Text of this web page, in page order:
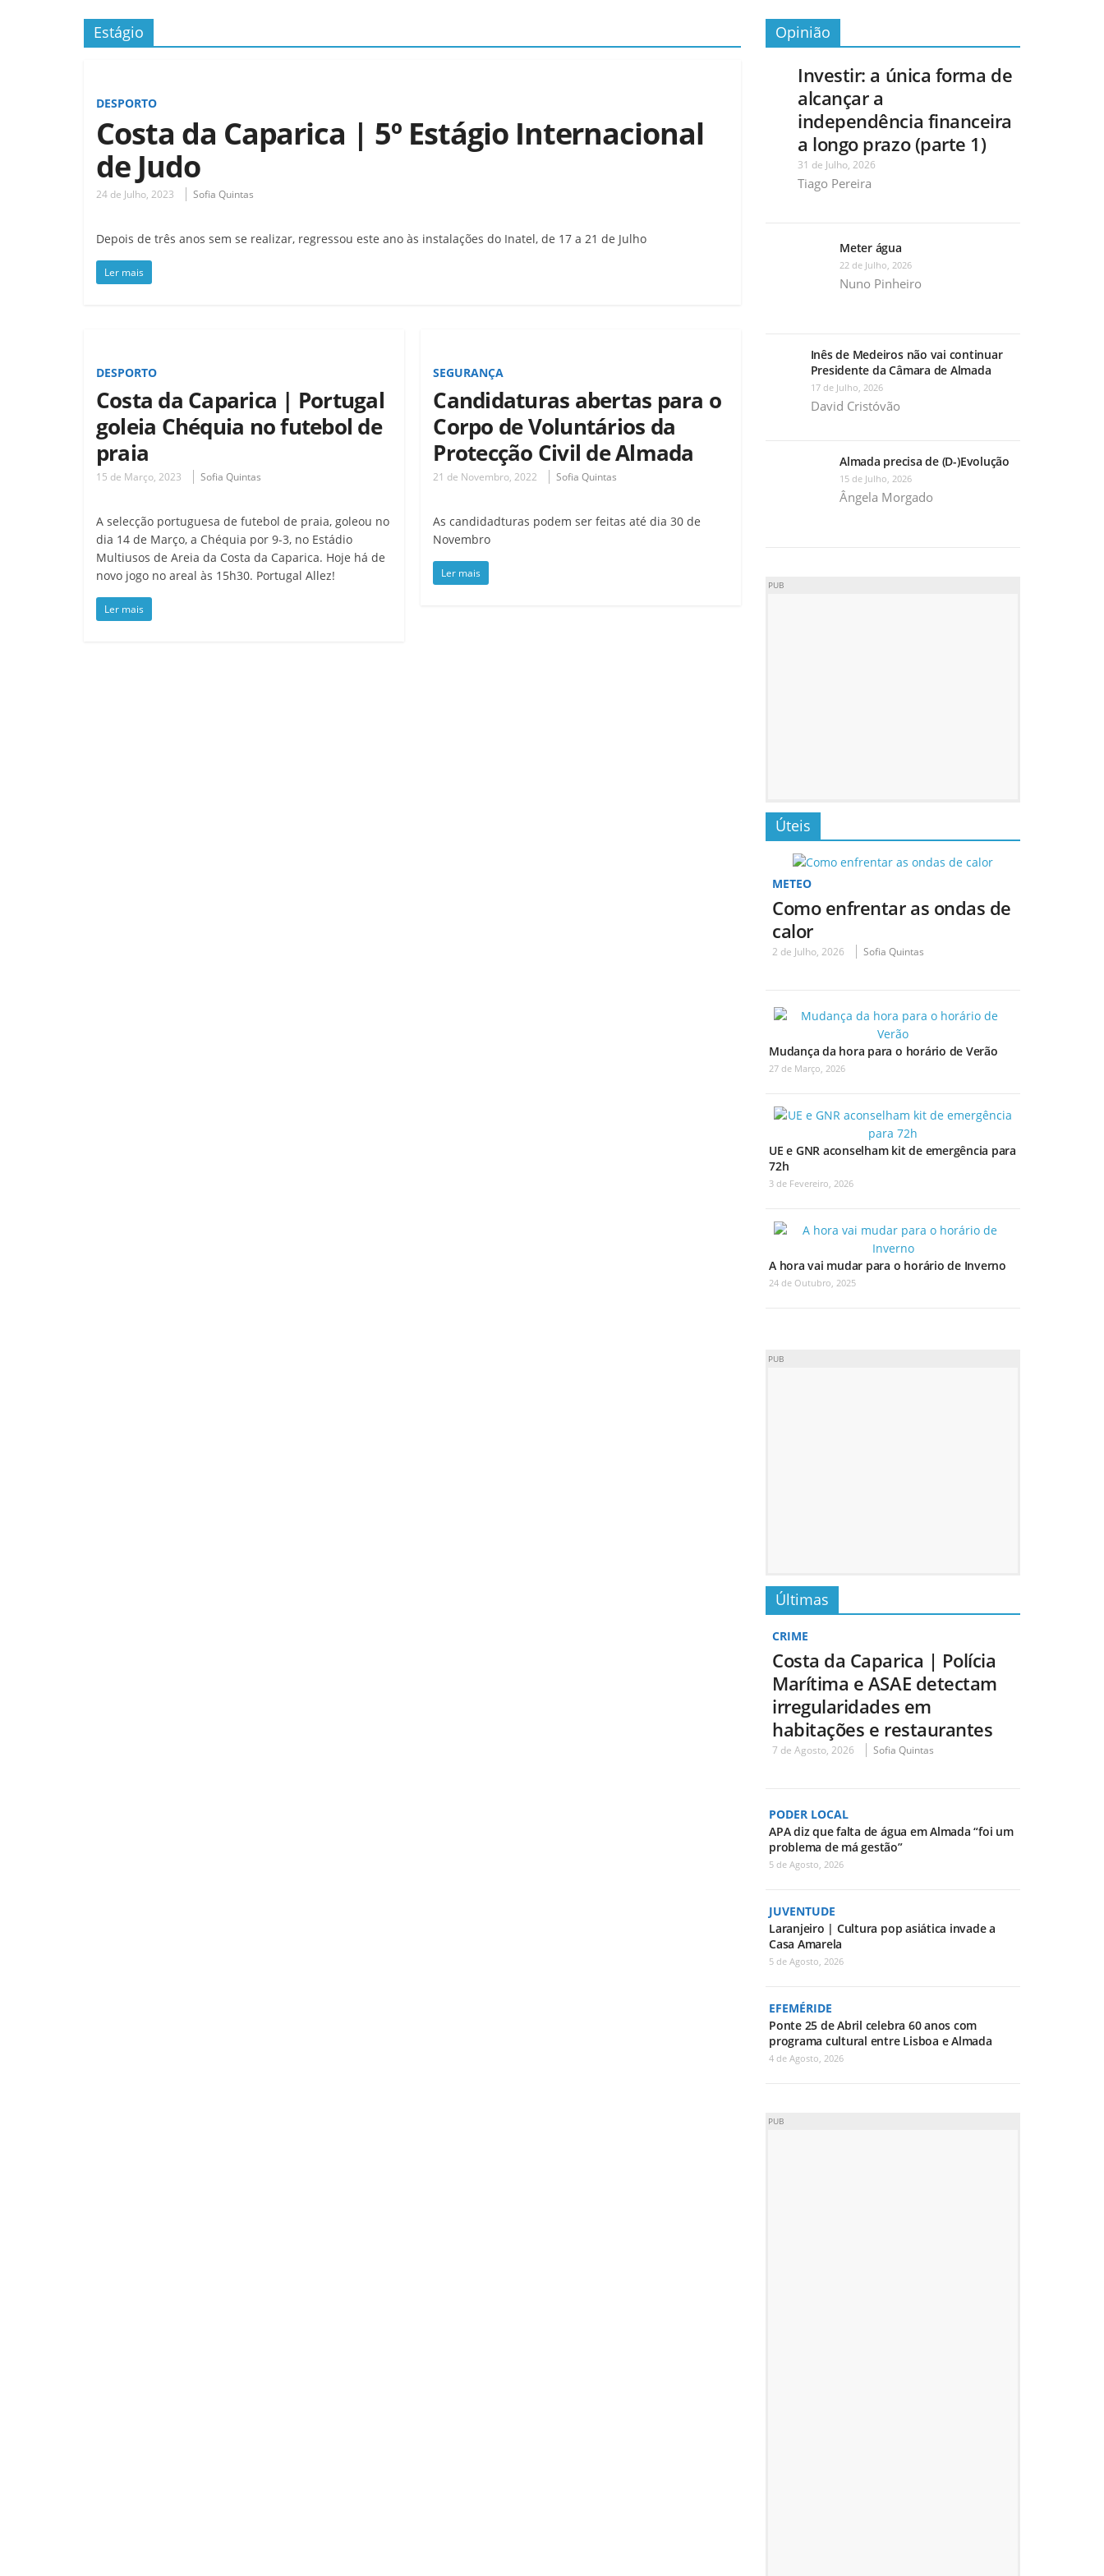
Estágio
DESPORTO
Costa da Caparica | 5º Estágio Internacional
de Judo
24 de Julho, 2023 Sofia Quintas
Depois de três anos sem se realizar, regressou este ano às instalações do Inatel, de 17 a 21 de Julho
Ler mais
DESPORTO
Costa da Caparica | Portugal
goleia Chéquia no futebol de
praia
15 de Março, 2023 Sofia Quintas
A selecção portuguesa de futebol de praia, goleou no
dia 14 de Março, a Chéquia por 9-3, no Estádio
Multiusos de Areia da Costa da Caparica. Hoje há de
novo jogo no areal às 15h30. Portugal Allez!
Ler mais
SEGURANÇA
Candidaturas abertas para o
Corpo de Voluntários da
Protecção Civil de Almada
21 de Novembro, 2022 Sofia Quintas
As candidadturas podem ser feitas até dia 30 de
Novembro
Ler mais
Opinião
Investir: a única forma de
alcançar a
independência financeira
a longo prazo (parte 1)
31 de Julho, 2026
Tiago Pereira
Meter água
22 de Julho, 2026
Nuno Pinheiro
Inês de Medeiros não vai continuar
Presidente da Câmara de Almada
17 de Julho, 2026
David Cristóvão
Almada precisa de (D-)Evolução
15 de Julho, 2026
Ângela Morgado
PUB
Úteis
METEO
Como enfrentar as ondas de
calor
2 de Julho, 2026 Sofia Quintas
Mudança da hora para o horário de Verão
27 de Março, 2026
UE e GNR aconselham kit de emergência para
72h
3 de Fevereiro, 2026
A hora vai mudar para o horário de Inverno
24 de Outubro, 2025
PUB
Últimas
CRIME
Costa da Caparica | Polícia
Marítima e ASAE detectam
irregularidades em
habitações e restaurantes
7 de Agosto, 2026 Sofia Quintas
PODER LOCAL
APA diz que falta de água em Almada “foi um
problema de má gestão”
5 de Agosto, 2026
JUVENTUDE
Laranjeiro | Cultura pop asiática invade a
Casa Amarela
5 de Agosto, 2026
EFEMÉRIDE
Ponte 25 de Abril celebra 60 anos com
programa cultural entre Lisboa e Almada
4 de Agosto, 2026
PUB